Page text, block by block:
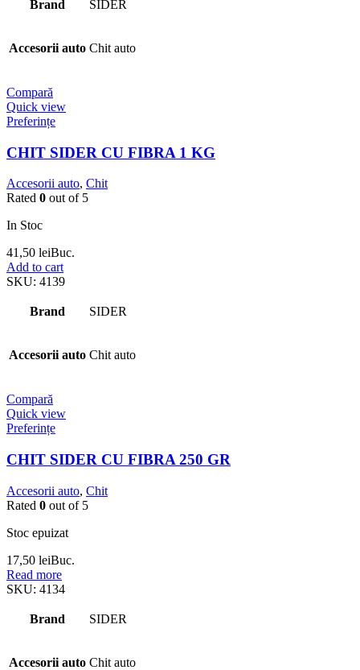
Brand SIDER
Accesorii auto Chit auto
Compară
Quick view
Preferințe
CHIT SIDER CU FIBRA 1 KG
Accesorii auto, Chit
Rated 0 out of 5
In Stoc
41,50 leiBuc.
Add to cart
SKU: 4139
Brand SIDER
Accesorii auto Chit auto
Compară
Quick view
Preferințe
CHIT SIDER CU FIBRA 250 GR
Accesorii auto, Chit
Rated 0 out of 5
Stoc epuizat
17,50 leiBuc.
Read more
SKU: 4134
Brand SIDER
Accesorii auto Chit auto